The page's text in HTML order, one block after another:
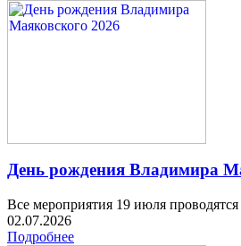
День рождения Владимира
Все мероприятия 19 июля проводятся
02.07.2026
Подробнее